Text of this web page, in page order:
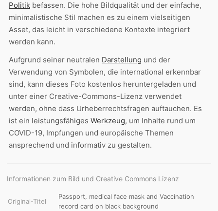
Politik befassen. Die hohe Bildqualität und der einfache,
minimalistische Stil machen es zu einem vielseitigen
Asset, das leicht in verschiedene Kontexte integriert
werden kann.
Aufgrund seiner neutralen Darstellung und der
Verwendung von Symbolen, die international erkennbar
sind, kann dieses Foto kostenlos heruntergeladen und
unter einer Creative-Commons-Lizenz verwendet
werden, ohne dass Urheberrechtsfragen auftauchen. Es
ist ein leistungsfähiges Werkzeug, um Inhalte rund um
COVID-19, Impfungen und europäische Themen
ansprechend und informativ zu gestalten.
Informationen zum Bild und Creative Commons Lizenz
Original-Titel
Passport, medical face mask and Vaccination
record card on black background